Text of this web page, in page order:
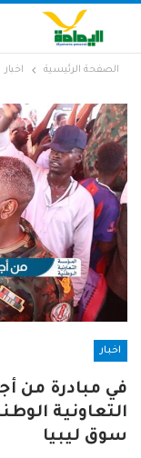
الصفحة الرئيسية اخبار
اخبار
في مبادرة من
التعاونية
سوق ليبيا